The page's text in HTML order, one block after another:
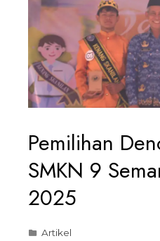
Pemilihan
SMKN 9
2025
Artikel